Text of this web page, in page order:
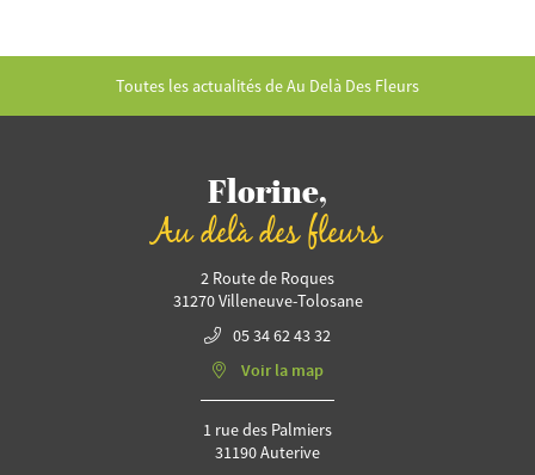
Toutes les actualités de Au Delà Des Fleurs
Florine,
Au delà des fleurs
2 Route de Roques
31270 Villeneuve-Tolosane
05 34 62 43 32
Voir la map
1 rue des Palmiers
31190 Auterive